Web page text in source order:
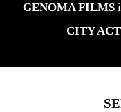
GENOMA FILMS
CITY